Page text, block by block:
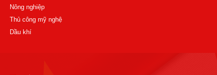
Nông nghiệp
Thủ công mỹ nghệ
Dầu khí